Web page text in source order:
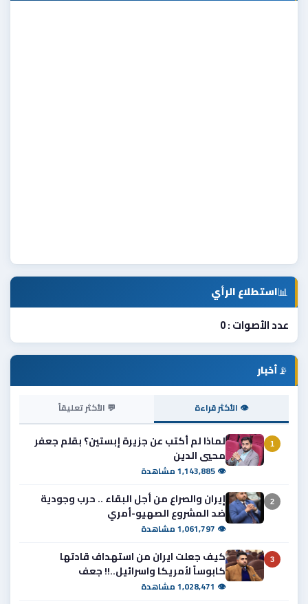
📊استطلاع الرأي
عدد الأصوات : 0
📡أخبار
👁 الأكثر قراءة 💬 الأكثر تعليقاً
1
لماذا لم أكتب عن جزيرة إبستين؟ بقلم جعفر
محيي الدين
👁 1,143,885 مشاهدة
2
إيران والصراع من أجل البقاء .. حرب وجودية
ضد المشروع الصهيو-أمري
👁 1,061,797 مشاهدة
3
كيف جعلت ايران من استهداف قادتها
كابوساً لأمريكا واسرائيل..!! جعف
👁 1,028,471 مشاهدة